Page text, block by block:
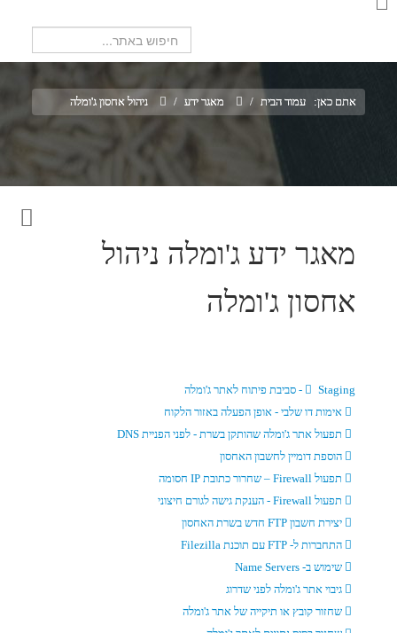
אתם כאן: עמוד הבית / מאגר ידע / ניהול אחסון ג'ומלה
מאגר ידע ג'ומלה ניהול
אחסון ג'ומלה
Staging - סביבת פיתוח לאתר ג'ומלה
אימות דו שלבי - אופן הפעלה באזור הלקוח
תפעול אתר ג'ומלה שהותקן בשרת - לפני הפניית DNS
הוספת דומיין לחשבון האחסון
תפעול Firewall – שחרור כתובת IP חסומה
תפעול Firewall - הענקת גישה לגורם חיצוני
יצירת חשבון FTP חדש בשרת האחסון
התחברות ל- FTP עם תוכנת Filezilla
שימוש ב- Name Servers
גיבוי אתר ג'ומלה לפני שדרוג
שחזור קובץ או תיקייה של אתר ג'ומלה